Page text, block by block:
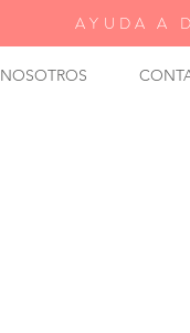
NOSOTROS
AYUDA A